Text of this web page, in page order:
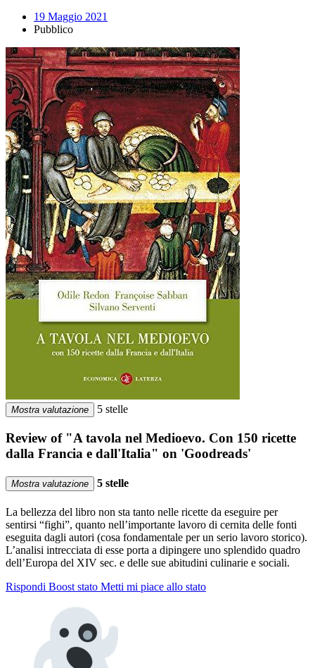
19 Maggio 2021
Pubblico
Mostra valutazione 5 stelle
Review of "A tavola nel Medioevo. Con 150 ricette
dalla Francia e dall'Italia" on 'Goodreads'
Mostra valutazione 5 stelle
La bellezza del libro non sta tanto nelle ricette da eseguire per
sentirsi “fighi”, quanto nell’importante lavoro di cernita delle fonti
eseguita dagli autori (cosa fondamentale per un serio lavoro storico).
L’analisi intrecciata di esse porta a dipingere uno splendido quadro
dell’Europa del XIV sec. e delle sue abitudini culinarie e sociali.
Rispondi Boost stato Metti mi piace allo stato